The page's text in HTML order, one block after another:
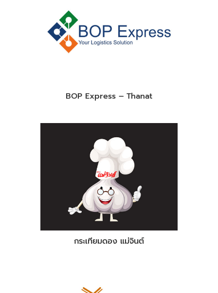
BOP Express – Thanat
กระเทียมดอง แม่จินต์